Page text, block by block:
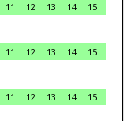
11 12 13 14
15
11 12 13 14
15
11 12 13 14
15